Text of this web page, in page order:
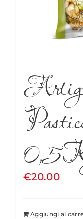
€20.00
Aggiungi al